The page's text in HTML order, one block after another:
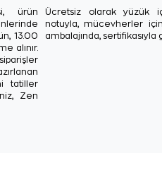
ürün
13.00
alınır.
tatiller
Zen
Ücretsiz olarak yüzük
notuyla, mücevherler
ambalajında,